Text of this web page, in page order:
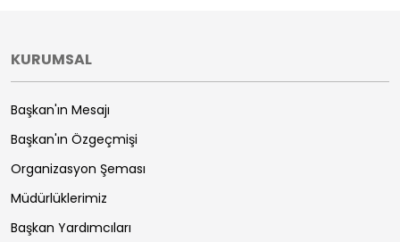
KURUMSAL
Başkan'ın Mesajı
Başkan'ın Özgeçmişi
Organizasyon Şeması
Müdürlüklerimiz
Başkan Yardımcıları